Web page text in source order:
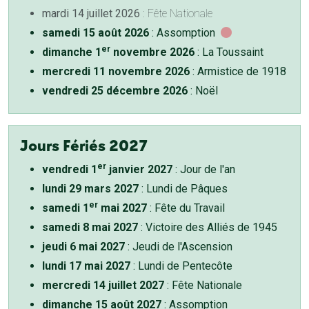
mardi 14 juillet 2026 : Fête Nationale
samedi 15 août 2026 : Assomption
dimanche 1 er novembre 2026 : La Toussaint
mercredi 11 novembre 2026 : Armistice de 1918
vendredi 25 décembre 2026 : Noël
Jours Fériés 2027
vendredi 1 er janvier 2027 : Jour de l'an
lundi 29 mars 2027 : Lundi de Pâques
samedi 1 er mai 2027 : Fête du Travail
samedi 8 mai 2027 : Victoire des Alliés de 1945
jeudi 6 mai 2027 : Jeudi de l'Ascension
lundi 17 mai 2027 : Lundi de Pentecôte
mercredi 14 juillet 2027 : Fête Nationale
dimanche 15 août 2027 : Assomption